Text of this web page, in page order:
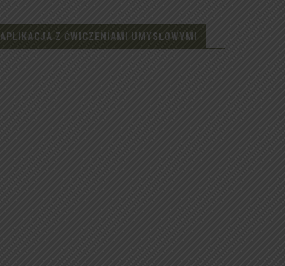
APLIKACJA Z ĆWICZENIAMI UMYSŁOWYMI